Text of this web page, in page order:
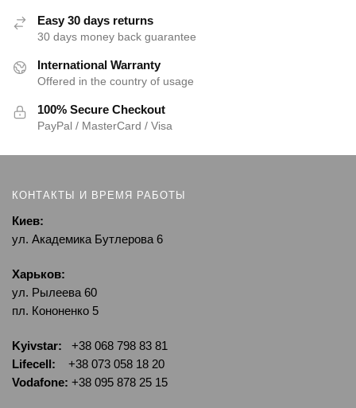
Easy 30 days returns
30 days money back guarantee
International Warranty
Offered in the country of usage
100% Secure Checkout
PayPal / MasterCard / Visa
КОНТАКТЫ И ВРЕМЯ РАБОТЫ
Киев:
ул. Академика Бутлерова 6
Харьков:
ул. Рылеева 60
пл. Кононенко 5
Kyivstar: +38 068 798 83 81
Lifecell:
+38 073 058 18 20
Vodafone: +38 095 878 25 15